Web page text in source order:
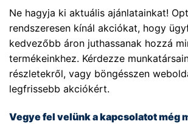
Ne hagyja ki aktuális ajánlatainkat!
rendszeresen kínál akciókat, hogy
kedvezőbb áron juthassanak hozzá
termékeinkhez. Kérdezze
részletekről, vagy böngésszen
legfrissebb akciókért.
Vegye fel velünk a kapcsolatot még